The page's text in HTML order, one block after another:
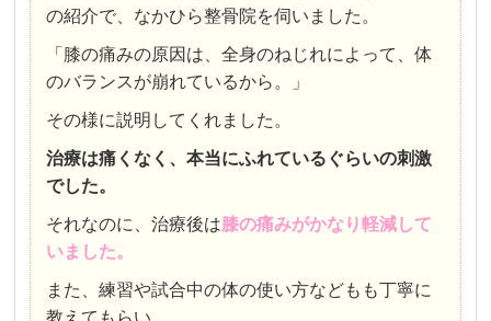
の紹介で、なかひら整骨院を伺いました。
「膝の痛みの原因は、全身のねじれによって、体
のバランスが崩れているから。」
その様に説明してくれました。
治療は痛くなく、本当にふれているぐらいの刺激
でした。
それなのに、治療後は 膝の痛みがかなり軽減して
いました。
また、練習や試合中の体の使い方などもも丁寧に